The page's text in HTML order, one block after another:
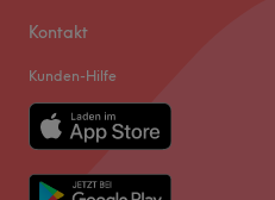
Kontakt
Kunden-Hilfe